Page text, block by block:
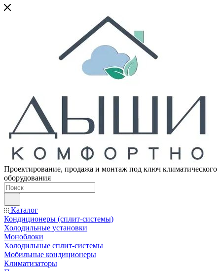
Проектирование, продажа и монтаж под ключ климатического
оборудования
Каталог
Кондиционеры (сплит-системы)
Холодильные установки
Моноблоки
Холодильные сплит-системы
Мобильные кондиционеры
Климатизаторы